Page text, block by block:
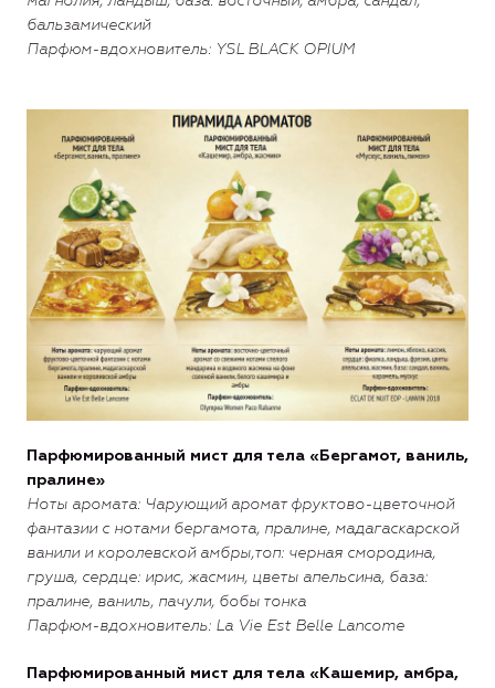
бальзамический
Парфюм-вдохновитель: YSL BLACK OPIUM
Парфюмированный мист для тела «Бергамот, ваниль,
пралине»
Ноты аромата: Чарующий аромат фруктово-цветочной
фантазии с нотами бергамота, пралине, мадагаскарской
ванили и королевской амбры,топ: черная смородина,
груша, сердце: ирис, жасмин, цветы апельсина, база:
пралине, ваниль, пачули, бобы тонка
Парфюм-вдохновитель: La Vie Est Belle Lancome
Парфюмированный мист для тела «Кашемир, амбра,